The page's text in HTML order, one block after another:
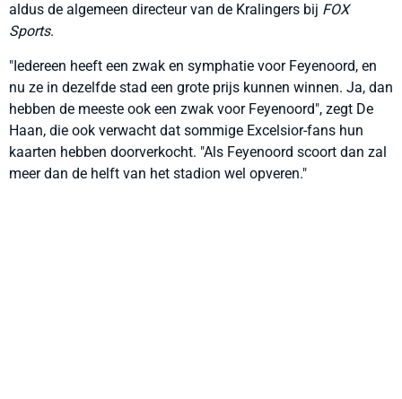
aldus de algemeen directeur van de Kralingers bij FOX
Sports.
"Iedereen heeft een zwak en symphatie voor Feyenoord, en
nu ze in dezelfde stad een grote prijs kunnen winnen. Ja, dan
hebben de meeste ook een zwak voor Feyenoord", zegt De
Haan, die ook verwacht dat sommige Excelsior-fans hun
kaarten hebben doorverkocht. "Als Feyenoord scoort dan zal
meer dan de helft van het stadion wel opveren."